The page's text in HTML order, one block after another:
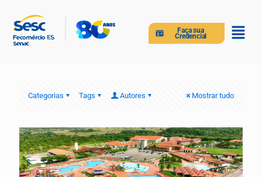
Faça sua
Credencial
Categorias Tags Autores Mostrar tudo